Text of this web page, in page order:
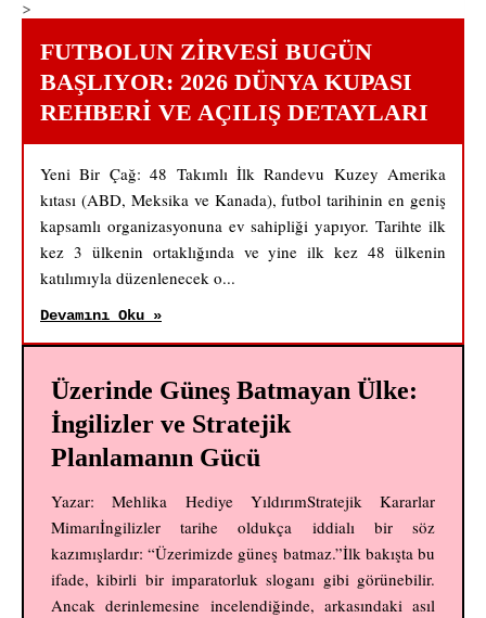
>
FUTBOLUN ZIRVESI BUGÜN
BAŞLIYOR: 2026 DÜNYA KUPASI
REHBERI VE AÇILIŞ DETAYLARI
Yeni Bir Çağ: 48 Takımlı İlk Randevu Kuzey Amerika
kıtası (ABD, Meksika ve Kanada), futbol tarihinin en geniş
kapsamlı organizasyonuna ev sahipliği yapıyor. Tarihte ilk
kez 3 ülkenin ortaklığında ve yine ilk kez 48 ülkenin
katılımıyla düzenlenecek o...
Devamını Oku »
Üzerinde Güneş Batmayan Ülke:
İngilizler ve Stratejik
Planlamanın Gücü
Yazar: Mehlika Hediye YıldırımStratejik Kararlar
Mimarıİngilizler tarihe oldukça iddialı bir söz
kazımışlardır: “Üzerimizde güneş batmaz.”İlk bakışta bu
ifade, kibirli bir imparatorluk sloganı gibi görünebilir.
Ancak derinlemesine incelendiğinde, arkasındaki asıl